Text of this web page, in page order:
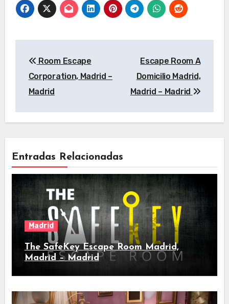
de
entradas
Room Escape
Corporation, Madrid –
Madrid
Escape Room A
Domicilio Madrid,
Madrid – Madrid
Entradas Relacionadas
Madrid
The SafeKey Escape Room Madrid,
Madrid – Madrid